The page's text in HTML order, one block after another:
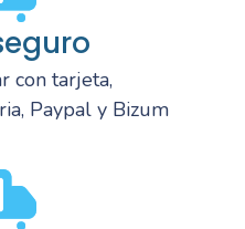
con tarjeta,
Paypal y Bizum